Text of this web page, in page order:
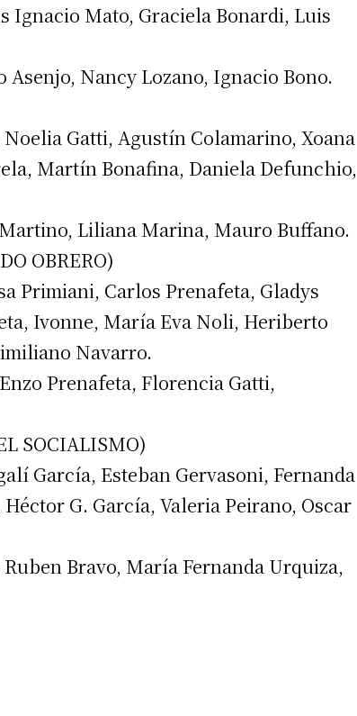
*
Ignacio Mato, Graciela Bonardi, Luis
Asenjo, Nancy Lozano, Ignacio Bono.
Gatti, Agustín Colamarino, Xoana
Martín Bonafina, Daniela Defunchio,
Liliana Marina, Mauro Buffano.
OBRERO)
Primiani, Carlos Prenafeta, Gladys
Ivonne, María Eva Noli, Heriberto
Navarro.
Prenafeta, Florencia Gatti,
SOCIALISMO)
García, Esteban Gervasoni, Fernanda
G. García, Valeria Peirano, Oscar
Bravo, María Fernanda Urquiza,